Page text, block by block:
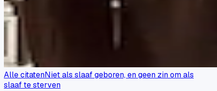
Alle citatenNiet als slaaf geboren, en geen zin om als
slaaf te sterven